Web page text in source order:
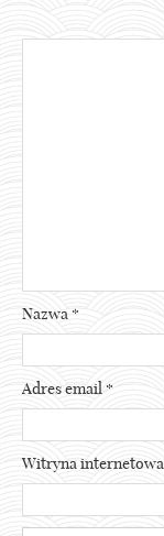
Nazwa *
Adres email *
Witryna internetowa